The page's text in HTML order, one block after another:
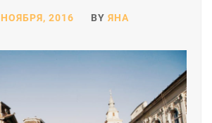
2016 BY ЯНА